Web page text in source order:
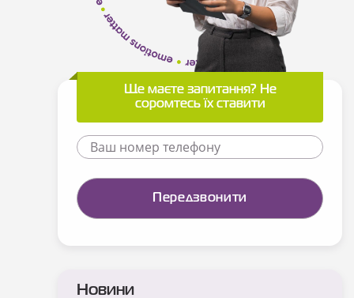
Ще маєте запитання? Не
соромтесь їх ставити
Новини